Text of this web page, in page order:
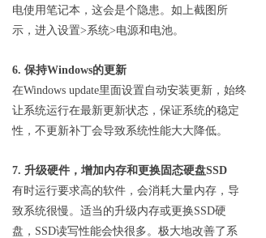
电使用笔记本，这会是个隐患。如上截图所
示，进入设置>系统>电源和电池。
6. 保持Windows的更新
在Windows update里面设置自动安装更新，始终
让系统运行在最新更新状态，保证系统的稳定
性，不更新补丁会导致系统性能大大降低。
7. 升级硬件，增加内存和更换固态硬盘SSD
有时运行要求高的软件，会消耗大量内存，导
致系统很慢。适当的升级内存或更换SSD硬
盘，SSD读写性能会快很多。极大地改善了系